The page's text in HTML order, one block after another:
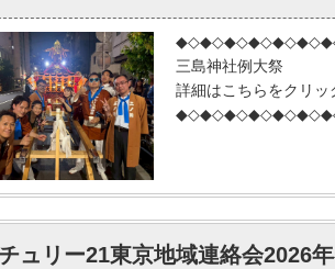
三島神社例大祭
詳細はこちらをクリッ
ュリー21東京地域連絡会2026